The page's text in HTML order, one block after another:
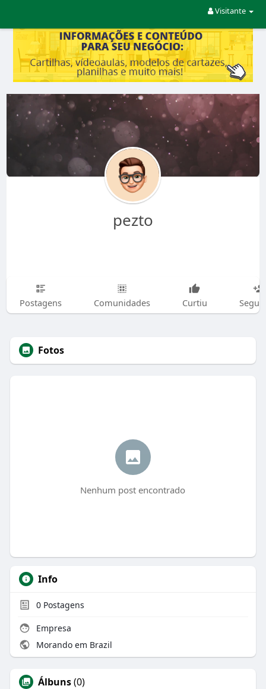
Visitante
pezto
Postagens Comunidades Curtiu
Fotos
Nenhum post encontrado
Info
0Postagens
Empresa
Morando em Brazil
Álbuns(0)